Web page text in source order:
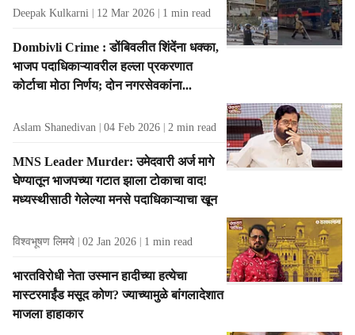
Deepak Kulkarni 12 Mar 2026 1 min read
Dombivli Crime : डोंबिवलीत शिंदेंना धक्का,
भाजप पदाधिकाऱ्यावरील हल्ला प्रकरणात
कोर्टाचा मोठा निर्णय; दोन नगरसेवकांना...
Aslam Shanedivan 04 Feb 2026 2 min read
MNS Leader Murder: उमेदवारी अर्ज मागे
घेण्यातून भाजपच्या गटात झाला टोकाचा वाद!
मध्यस्थीसाठी गेलेल्या मनसे पदाधिकाऱ्याचा खून
विश्वभूषण लिमये 02 Jan 2026 1 min read
भारतविरोधी नेता उस्मान हादीच्या हत्येचा
मास्टरमाईंड मसूद कोण? ज्याच्यामुळे बांगलादेशात
माजला हाहाकार